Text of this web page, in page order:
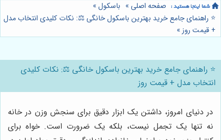
صفحه اصلی » باسکول»
⭐️ راهنمای جامع خرید بهترین باسکول خانگی ⚖️: نکات کلیدی انتخاب مدل
+ قیمت روز»
⭐️ راهنمای جامع خرید بهترین باسکول خانگی ⚖️: نکات کلیدی
انتخاب مدل + قیمت روز
در دنیای امروز، داشتن یک ابزار دقیق برای سنجش وزن در خانه
نه تنها یک تجمل نیست، بلکه یک ضرورت است. خواه برای